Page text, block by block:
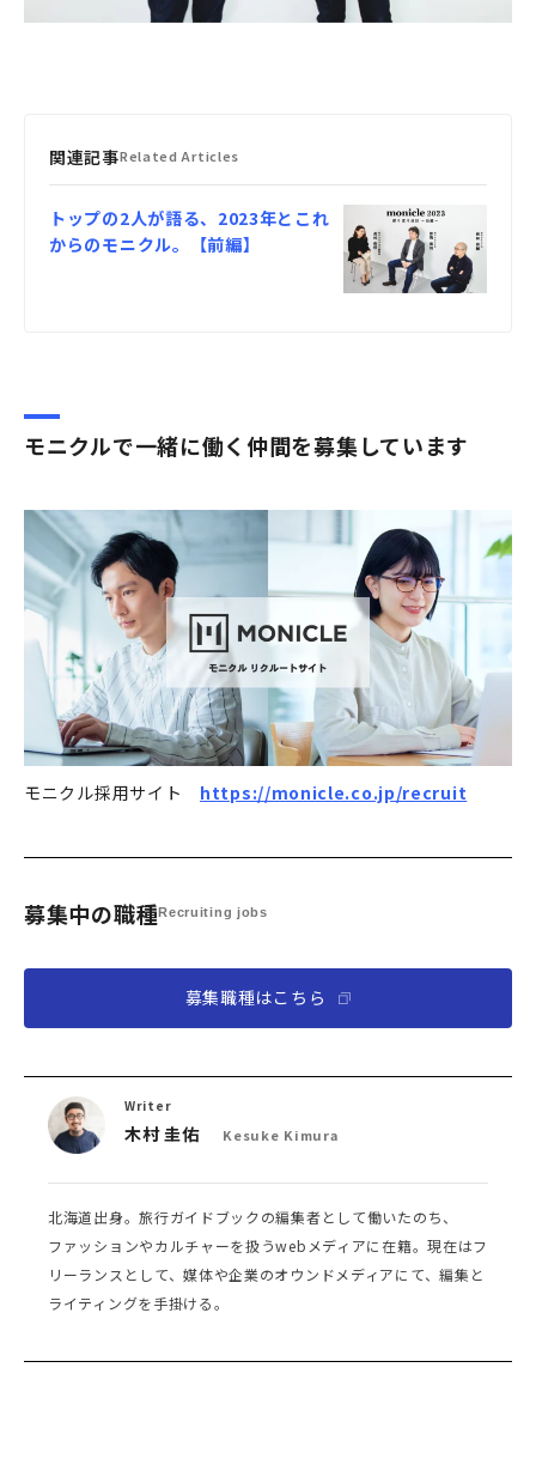
関連記事Related Articles
トップの2人が語る、2023年とこれ
からのモニクル。【前編】
モニクルで一緒に働く仲間を募集しています
モニクル採用サイト https://monicle.co.jp/recruit
募集中の職種Recruiting jobs
募集職種はこちら
Writer
木村 圭佑 Kesuke Kimura
北海道出身。旅行ガイドブックの編集者として働いたのち、
ファッションやカルチャーを扱うwebメディアに在籍。現在はフ
リーランスとして、媒体や企業のオウンドメディアにて、編集と
ライティングを手掛ける。